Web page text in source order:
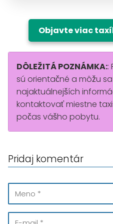
Objavte viac
DÔLEŽITÁ POZNÁMKA::
sú orientačné a môžu sa
najaktuálnejších
kontaktovať miestne
počas vášho pobytu.
Pridaj komentár